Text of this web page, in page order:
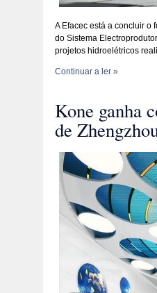
A Efacec está a concluir o
do Sistema
projetos hidroelétricos
Continuar a ler »
Kone ganha
de